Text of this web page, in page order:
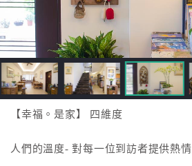
直
接
跟
飯
店
訂
HOT
【幸福。是家】 四維度
人們的溫度- 對每一位到訪者提供熱情